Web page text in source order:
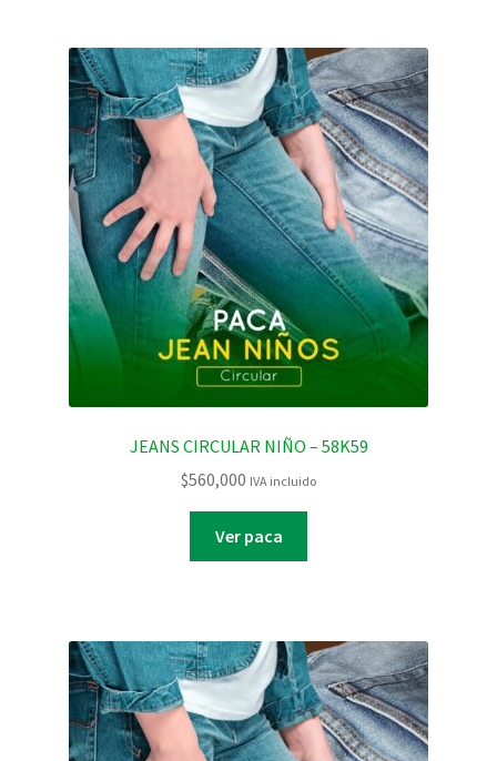
JEANS CIRCULAR NIÑO – 58K59
$560,000 IVA incluido
Ver paca